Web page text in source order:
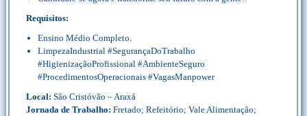
Requisitos:
Ensino Médio Completo.
LimpezaIndustrial #SegurançaDoTrabalho
#HigienizaçãoProfissional #AmbienteSeguro
#ProcedimentosOperacionais #VagasManpower
Local: São Cristóvão – Araxá
Jornada de Trabalho: Fretado; Refeitório; Vale Alimentação;